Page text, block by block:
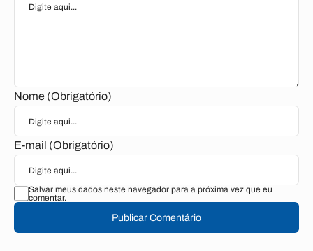
Nome (Obrigatório)
E-mail (Obrigatório)
Salvar meus dados neste navegador para a próxima vez que eu
comentar.
Publicar Comentário